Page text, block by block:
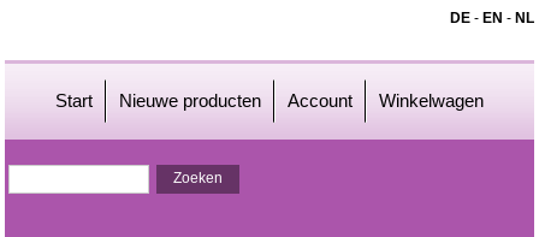
DE- EN - NL
Start Nieuwe producten Account Winkelwagen